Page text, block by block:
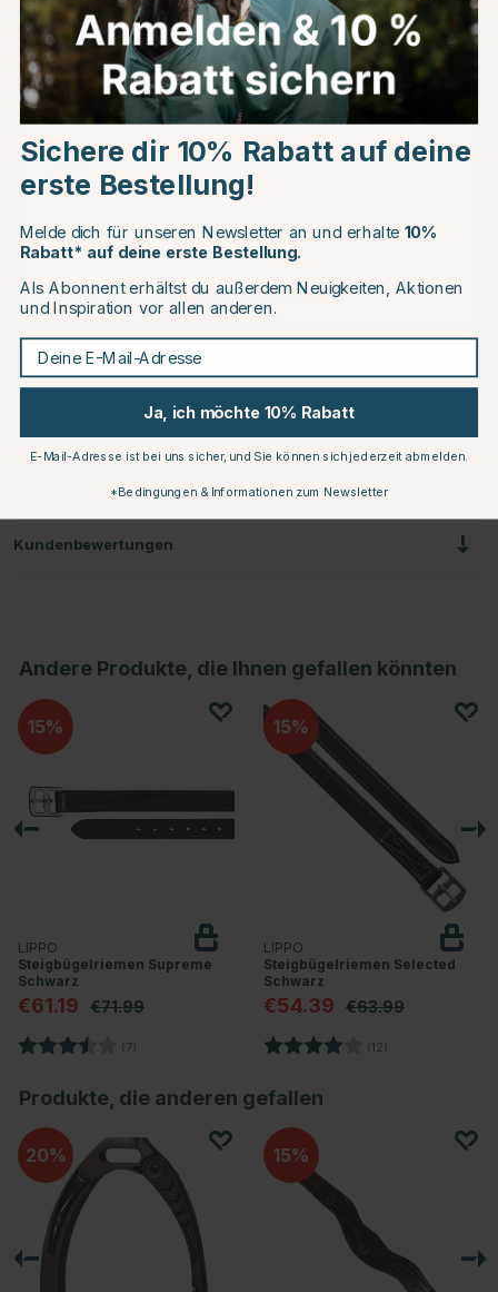
60 TageRückgaberecht
Versandkostenfrei*
über 99€ / CHF99
Kostenfreie Rücksendungen
Auch in folgenden Farben erhältlich
Schwarz
Über die Marke
Kundenbewertungen
Andere Produkte, die Ihnen gefallen könnten
15
LIPPO
Steigbügelriemen Supreme
Schwarz
€61.19 €71.99
Bewertung: (7)
15
LIPPO
Steigbügelriemen Selected
Schwarz
€54.39 €63.99
Bewertung: (12)
Produkte, die anderen gefallen
20 15
Choose country
EU
CHANGE COUNTRY
Continue to equinest.de
Sichere dir 10% Rabatt auf deine
erste Bestellung!
Melde dich für unseren Newsletter an und erhalte 10%
Rabatt* auf deine erste Bestellung.
Als Abonnent erhältst du außerdem Neuigkeiten, Aktionen
und Inspiration vor allen anderen.
Deine E-Mail-Adresse
Ja, ich möchte 10% Rabatt
E-Mail-Adresse ist bei uns sicher, und Sie können sich jederzeit abmelden.
*Bedingungen & Informationen zum Newsletter